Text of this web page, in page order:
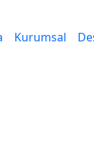
Kurumsal